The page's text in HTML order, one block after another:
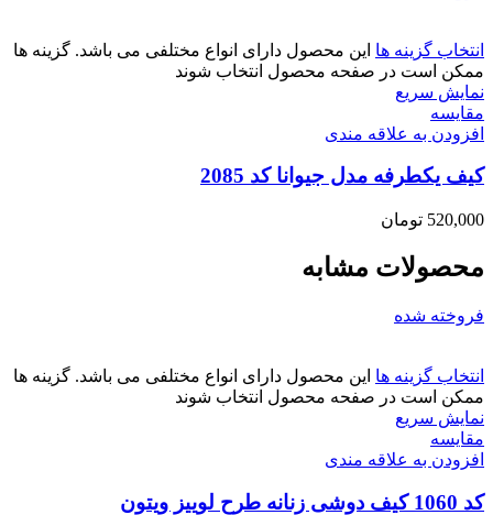
انتخاب گزینه ها این محصول دارای انواع مختلفی می باشد. گزینه ها
ممکن است در صفحه محصول انتخاب شوند
نمایش سریع
مقايسه
افزودن به علاقه مندی
کیف یکطرفه مدل جیوانا کد 2085
520,000 تومان
محصولات مشابه
فروخته شده
انتخاب گزینه ها این محصول دارای انواع مختلفی می باشد. گزینه ها
ممکن است در صفحه محصول انتخاب شوند
نمایش سریع
مقايسه
افزودن به علاقه مندی
کد 1060 کیف دوشی زنانه طرح لوییز ویتون